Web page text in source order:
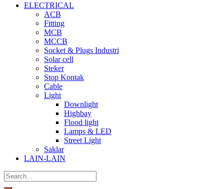
ELECTRICAL
ACB
Fitting
MCB
MCCB
Socket & Plugs Industri
Solar cell
Steker
Stop Kontak
Cable
Light
Downlight
Highbay
Flood light
Lamps & LED
Street Light
Saklar
LAIN-LAIN